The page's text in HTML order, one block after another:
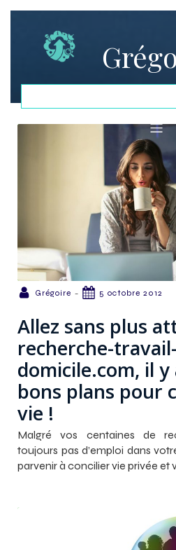
Grégoire - 5 octobre 2012
Allez sans plus
recherche-travail-
domicile.com, il y
bons plans pour
vie !
Malgré vos centaines de
toujours pas d’emploi dans
parvenir à concilier vie privée et